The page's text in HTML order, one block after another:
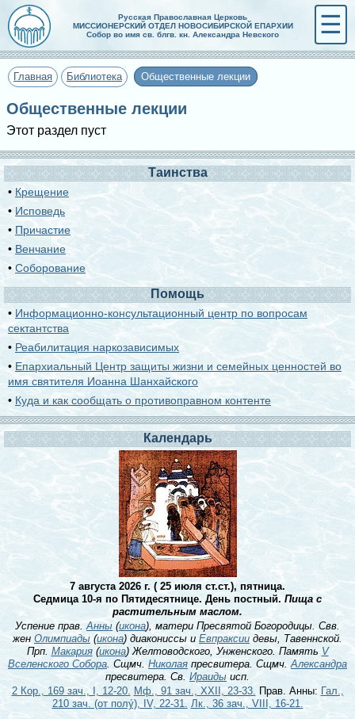
Русская Православная Церковь
МИССИОНЕРСКИЙ ОТДЕЛ НОВОСИБИРСКОЙ ЕПАРХИИ
Собор во имя св. блгв. кн. Александра Невского
☰
Главная Библиотека Общественные лекции
Общественные лекции
Этот раздел пуст
Таинства
• Крещение
• Исповедь
• Причастие
• Венчание
•Соборование
Помощь
• Информационно-консультационный центр по вопросам
сектантства
• Реабилитация наркозависимых
• Епархиальный Центр защиты жизни и семейных ценностей во
имя святителя Иоанна Шанхайского
• Куда и как сообщать о противоправном контенте
Календарь
7 августа 2026 г. ( 25 июля ст.ст.), пятница.
Седмица 10-я по Пятидесятнице. День постный. Пища с
растительным маслом.
Успение прав.Анны (икона), матери Пресвятой Богородицы. Свв.
жен Олимпиады (икона) диакониссы и Евпраксии девы, Тавеннской.
Прп.Макария(икона) Желтоводского, Унженского. Память V
Вселенского Собора. Сщмч. Николая пресвитера. Сщмч.Александра
пресвитера. Св. Ираидыисп.
2 Кор., 169 зач., I, 12-20. Мф., 91 зач., XXII, 23-33. Прав. Анны: Гал.,
210 зач. (от полу́), IV, 22-31. Лк., 36 зач., VIII, 16-21.